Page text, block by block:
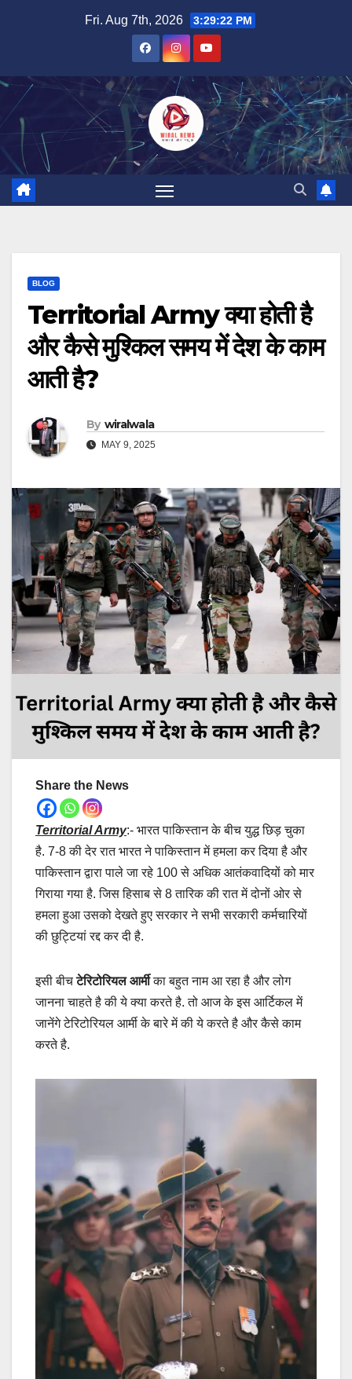
Fri. Aug 7th, 2026 3:29:23 PM
BLOG
Territorial Army क्या होती है
और कैसे मुश्किल समय में देश के काम
आती है?
By wiralwala
MAY 9, 2025
Share the News
Territorial Army:- भारत पाकिस्तान के बीच युद्ध छिड़ चुका
है. 7-8 की देर रात भारत ने पाकिस्तान में हमला कर दिया है और
पाकिस्तान द्वारा पाले जा रहे 100 से अधिक आतंकवादियों को मार
गिराया गया है. जिस हिसाब से 8 तारिक की रात में दोनों ओर से
हमला हुआ उसको देखते हुए सरकार ने सभी सरकारी कर्मचारियों
की छुट्टियां रद्द कर दी है.
इसी बीचटेरिटोरियल आर्मीका बहुत नाम आ रहा है और लोग
जानना चाहते है की ये क्या करते है. तो आज के इस आर्टिकल में
जानेंगे टेरिटोरियल आर्मी के बारे में की ये करते है और कैसे काम
करते है.